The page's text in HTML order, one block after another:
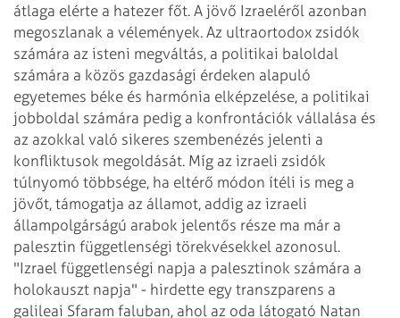
átlaga elérte a hatezer főt. A jövő Izraeléről azonban
megoszlanak a vélemények. Az ultraortodox zsidók
számára az isteni megváltás, a politikai baloldal
számára a közös gazdasági érdeken alapuló
egyetemes béke és harmónia elképzelése, a politikai
jobboldal számára pedig a konfrontációk vállalása és
az azokkal való sikeres szembenézés jelenti a
konfliktusok megoldását. Míg az izraeli zsidók
túlnyomó többsége, ha eltérő módon ítéli is meg a
jövőt, támogatja az államot, addig az izraeli
állampolgárságú arabok jelentős része ma már a
palesztin függetlenségi törekvésekkel azonosul.
"Izrael függetlenségi napja a palesztinok számára a
holokauszt napja" - hirdette egy transzparens a
galileai Sfaram faluban, ahol az oda látogató Natan